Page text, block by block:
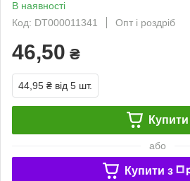
В наявності
Код: DT000011341
Опт і роздріб
46,50 ₴
44,95 ₴ від 5 шт.
Купити
або
Купити з